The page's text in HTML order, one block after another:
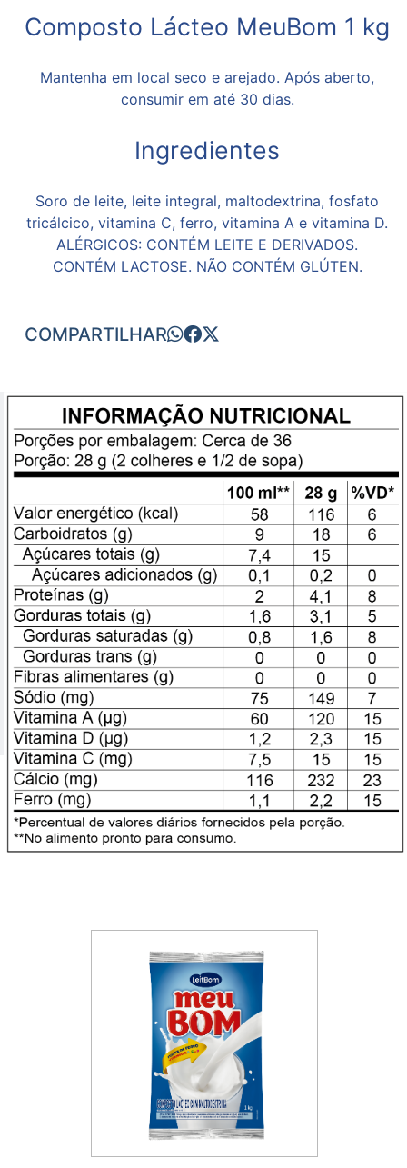
Composto Lácteo MeuBom 1 kg
Mantenha em local seco e arejado. Após aberto,
consumir em até 30 dias.
Ingredientes
Soro de leite, leite integral, maltodextrina, fosfato
tricálcico, vitamina C, ferro, vitamina A e vitamina D.
ALÉRGICOS: CONTÉM LEITE E DERIVADOS.
CONTÉM LACTOSE. NÃO CONTÉM GLÚTEN.
COMPARTILHAR